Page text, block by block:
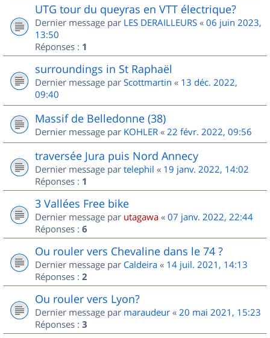
UTG tour du queyras en VTT électrique?
Dernier message par LES DERAILLEURS « 06 juin 2023,
13:50
Réponses : 1
surroundings in St Raphaël
Dernier message par Scottmartin « 13 déc. 2022,
09:40
Massif de Belledonne (38)
Dernier message par KOHLER « 22 févr. 2022, 09:56
traversée Jura puis Nord Annecy
Dernier message par telephil « 19 janv. 2022, 14:02
Réponses : 1
3 Vallées Free bike
Dernier message par utagawa « 07 janv. 2022, 22:44
Réponses : 6
Ou rouler vers Chevaline dans le 74 ?
Dernier message par Caldeira « 14 juil. 2021, 14:13
Réponses : 2
Ou rouler vers Lyon?
Dernier message par maraudeur « 20 mai 2021, 15:23
Réponses : 3